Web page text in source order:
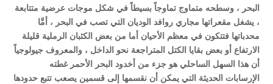
البحر ، وسطحه متماوج تماوجاً بسيطاً في شكل موجات عرضية متتابعة
، يشغل مقعراتها مجاري روافد الوديان التي تصب في البحر ، أمَّا
محدباتها فتتكون في معظم الأحيان أما من بعض الكثبان الرملية قليلة
الارتفاع أو بعض بقايا الكتل المتراجعة نحو الداخل ، والمعروف جيولوجياً
أن هذا السهل الساحلي هو جزء من أخدود البحر الأحمر غطته
الإرسابات الحديثة التي يمكن أن نقسمها إلى قسمين يصعب تتبع حدودها